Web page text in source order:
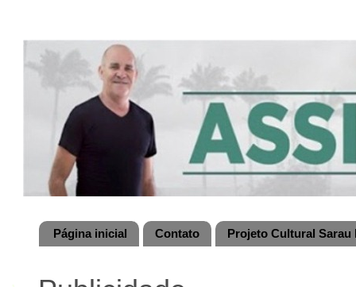
Página inicial Contato Projeto Cultural